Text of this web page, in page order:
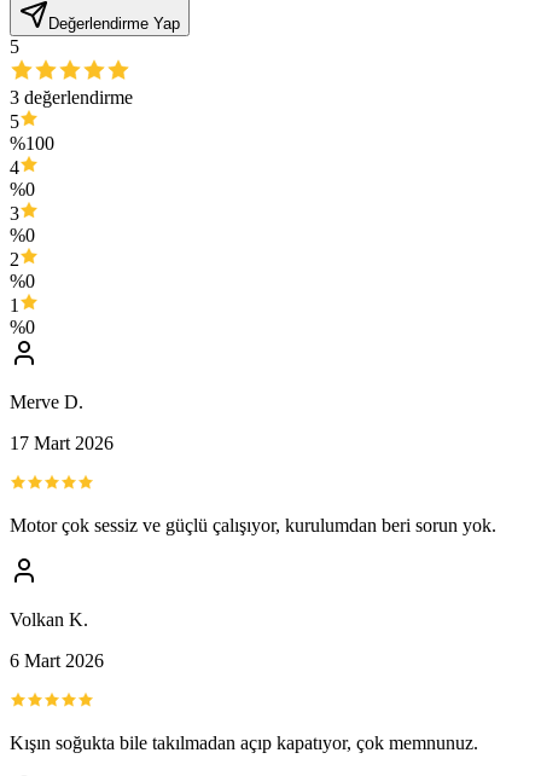
Değerlendirme Yap
5
3 değerlendirme
5
%100
4
%0
3
%0
2
%0
1
%0
Merve D.
17 Mart 2026
Motor çok sessiz ve güçlü çalışıyor, kurulumdan beri sorun yok.
Volkan K.
6 Mart 2026
Kışın soğukta bile takılmadan açıp kapatıyor, çok memnunuz.